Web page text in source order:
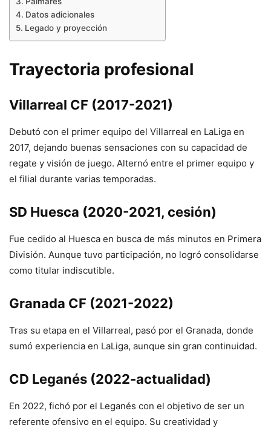
Datos adicionales
Legado y proyección
Trayectoria profesional
Villarreal CF (2017-2021)
Debutó con el primer equipo del Villarreal en LaLiga en
2017, dejando buenas sensaciones con su capacidad de
regate y visión de juego. Alternó entre el primer equipo y
el filial durante varias temporadas.
SD Huesca (2020-2021, cesión)
Fue cedido al Huesca en busca de más minutos en Primera
División. Aunque tuvo participación, no logró consolidarse
como titular indiscutible.
Granada CF (2021-2022)
Tras su etapa en el Villarreal, pasó por el Granada, donde
sumó experiencia en LaLiga, aunque sin gran continuidad.
CD Leganés (2022-actualidad)
En 2022, fichó por el Leganés con el objetivo de ser un
referente ofensivo en el equipo. Su creatividad y